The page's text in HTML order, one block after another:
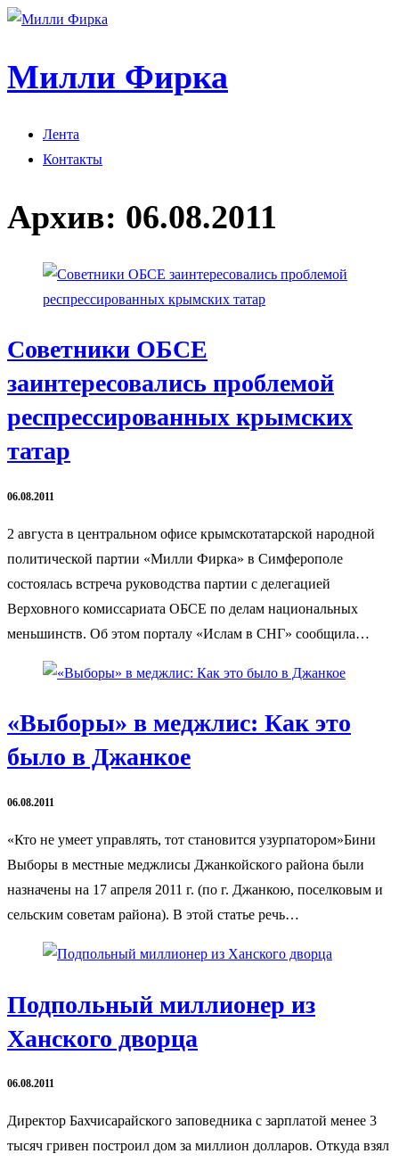
Милли Фирка
Лента
Контакты
Архив: 06.08.2011
Советники ОБСЕ
заинтересовались проблемой
респрессированных крымских
татар
06.08.2011
2 августа в центральном офисе крымскотатарской народной
политической партии «Милли Фирка» в Симферополе
состоялась встреча руководства партии с делегацией
Верховного комиссариата ОБСЕ по делам национальных
меньшинств. Об этом порталу «Ислам в СНГ» сообщила…
«Выборы» в меджлис: Как это
было в Джанкое
06.08.2011
«Кто не умеет управлять, тот становится узурпатором»Бини
Выборы в местные меджлисы Джанкойского района были
назначены на 17 апреля 2011 г. (по г. Джанкою, поселковым и
сельским советам района). В этой статье речь…
Подпольный миллионер из
Ханского дворца
06.08.2011
Директор Бахчисарайского заповедника с зарплатой менее 3
тысяч гривен построил дом за миллион долларов. Откуда взял